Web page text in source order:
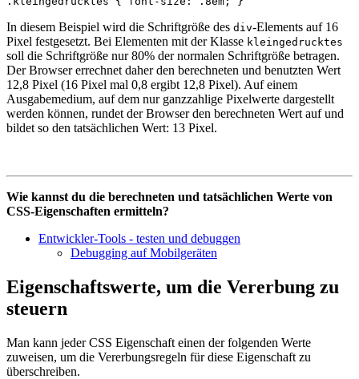
In diesem Beispiel wird die Schriftgröße des div-Elements auf 16
Pixel festgesetzt. Bei Elementen mit der Klasse kleingedrucktes
soll die Schriftgröße nur 80% der normalen Schriftgröße betragen.
Der Browser errechnet daher den berechneten und benutzten Wert
12,8 Pixel (16 Pixel mal 0,8 ergibt 12,8 Pixel). Auf einem
Ausgabemedium, auf dem nur ganzzahlige Pixelwerte dargestellt
werden können, rundet der Browser den berechneten Wert auf und
bildet so den tatsächlichen Wert: 13 Pixel.
Wie kannst du die berechneten und tatsächlichen Werte von
CSS-Eigenschaften ermitteln?
Entwickler-Tools - testen und debuggen
Debugging auf Mobilgeräten‎
Eigenschaftswerte, um die Vererbung zu
steuern
Man kann jeder CSS Eigenschaft einen der folgenden Werte
zuweisen, um die Vererbungsregeln für diese Eigenschaft zu
überschreiben.